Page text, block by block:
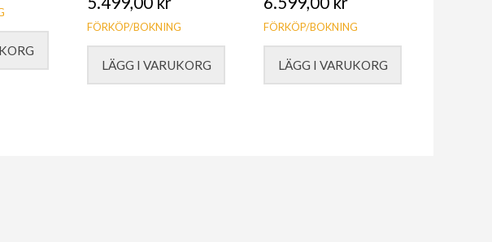
FÖRKÖP/BOKNING
LÄGG I VARUKORG
FÖRKÖP/BOKNING
LÄGG I VARUKORG